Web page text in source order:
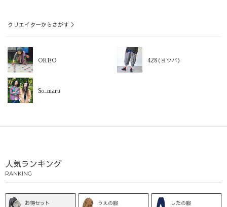
クリエイターからさがす ＞
OREO 428(ヨツバ)
So_maru
人気ランキング
RANKING
お得セット うえの服 したの服